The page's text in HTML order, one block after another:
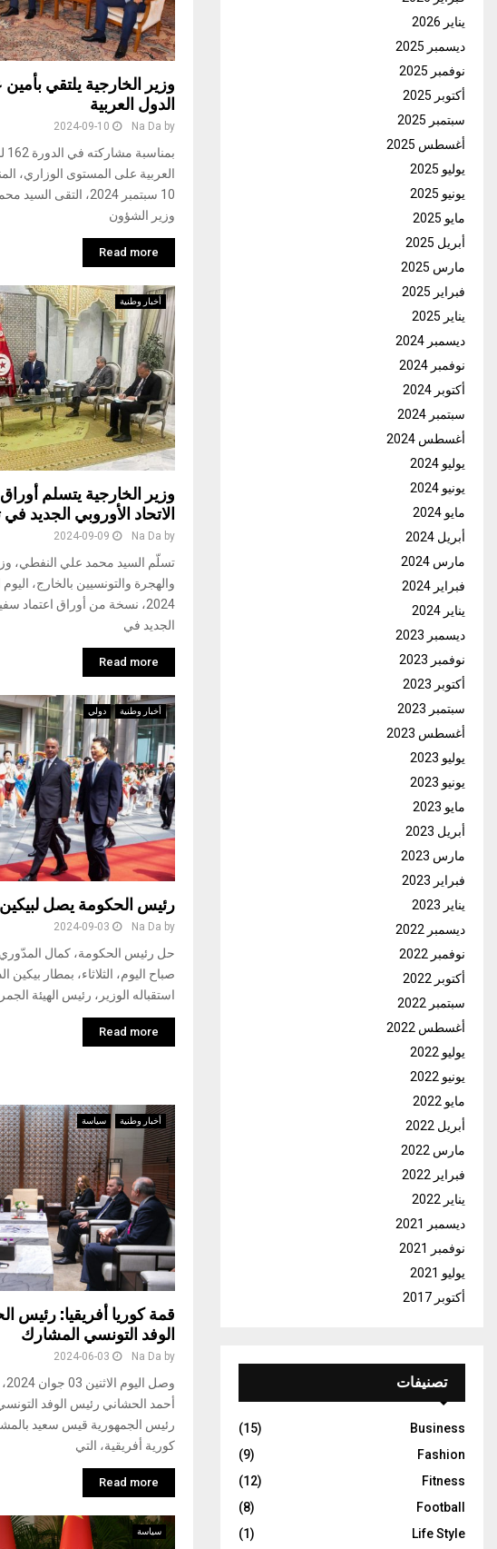
وزير الخارجية يلتقي
الدول العربية
by
Na Da
2024-09-10
العربية على المستوى الوزاري،
10 سبتمبر 2024، التقى
وزير الشؤون
Read more
أخبار وطنية
وزير الخارجية يتسلم
الاتحاد الأوروبي الجديد
by
Na Da
2024-09-09
تسلّم السيد محمد علي النفطي،
2024، نسخة من أوراق اعتماد
الجديد في
Read more
أخبار وطنية دولي
رئيس الحكومة يصل لبيكين
by
Na Da
2024-09-03
حل رئيس الحكومة، كمال المدّوري
صباح اليوم، الثلاثاء، بمطار
استقباله الوزير، رئيس الهيئة
Read more
أخبار وطنية سياسة
قمة كوريا أفريقيا: رئيس
الوفد التونسي المشارك
by
Na Da
2024-06-03
أحمد الحشاني رئيس الوفد
رئيس الجمهورية قيس سعيد
كورية أفريقية، التي
Read more
سياسة
يناير 2026
ديسمبر 2025
نوفمبر 2025
أكتوبر 2025
سبتمبر 2025
أغسطس 2025
يوليو 2025
يونيو 2025
مايو 2025
أبريل 2025
مارس 2025
فبراير 2025
يناير 2025
ديسمبر 2024
نوفمبر 2024
أكتوبر 2024
سبتمبر 2024
أغسطس 2024
يوليو 2024
يونيو 2024
مايو 2024
أبريل 2024
مارس 2024
فبراير 2024
يناير 2024
ديسمبر 2023
نوفمبر 2023
أكتوبر 2023
سبتمبر 2023
أغسطس 2023
يوليو 2023
يونيو 2023
مايو 2023
أبريل 2023
مارس 2023
فبراير 2023
يناير 2023
ديسمبر 2022
نوفمبر 2022
أكتوبر 2022
سبتمبر 2022
أغسطس 2022
يوليو 2022
يونيو 2022
مايو 2022
أبريل 2022
مارس 2022
فبراير 2022
يناير 2022
ديسمبر 2021
نوفمبر 2021
يوليو 2021
أكتوبر 2017
تصنيفات
Business
(15)
Fashion
(9)
Fitness
(12)
Football
(8)
Life Style
(1)